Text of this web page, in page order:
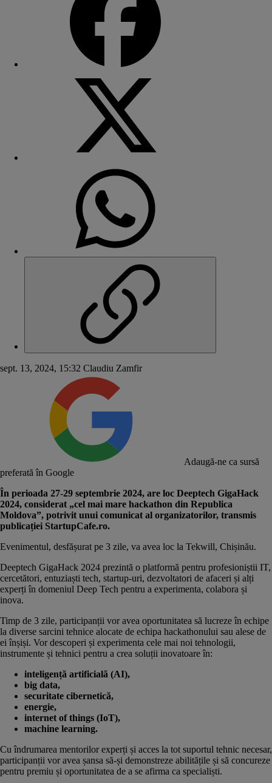
sept. 13, 2024, 15:32 Claudiu Zamfir
Adaugă-ne ca sursă
preferată în Google
În perioada 27-29 septembrie 2024, are loc Deeptech GigaHack
2024, considerat „cel mai mare hackathon din Republica
Moldova”, potrivit unui comunicat al organizatorilor, transmis
publicației StartupCafe.ro.
Evenimentul, desfășurat pe 3 zile, va avea loc la Tekwill, Chișinău.
Deeptech GigaHack 2024 prezintă o platformă pentru profesioniștii IT,
cercetători, entuziaști tech, startup-uri, dezvoltatori de afaceri și alți
experți în domeniul Deep Tech pentru a experimenta, colabora și
inova.
Timp de 3 zile, participanții vor avea oportunitatea să lucreze în echipe
la diverse sarcini tehnice alocate de echipa hackathonului sau alese de
ei înșiși. Vor descoperi și experimenta cele mai noi tehnologii,
instrumente și tehnici pentru a crea soluții inovatoare în:
inteligență artificială (AI),
big data,
securitate cibernetică,
energie,
internet of things (IoT),
machine learning.
Cu îndrumarea mentorilor experți și acces la tot suportul tehnic necesar,
participanții vor avea șansa să-și demonstreze abilitățile și să concureze
pentru premiu și oportunitatea de a se afirma ca specialiști.